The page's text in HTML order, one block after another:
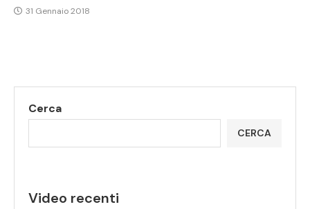
31 Gennaio 2018
Cerca
CERCA
Video recenti